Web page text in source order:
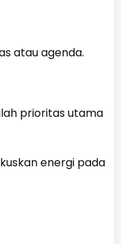
atau agenda.
prioritas utama
energi pada